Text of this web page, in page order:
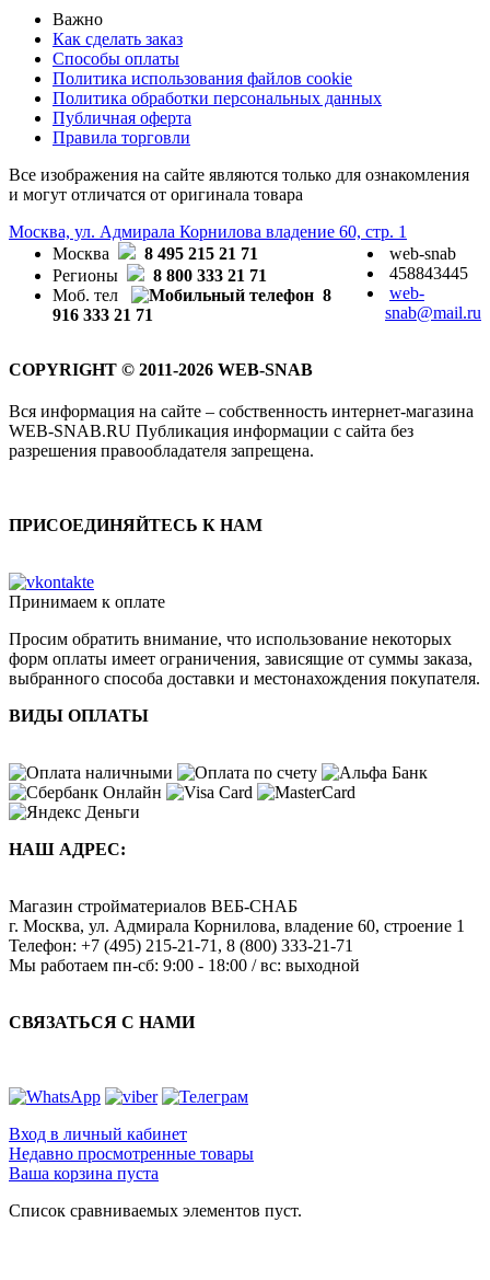
Важно
Как сделать заказ
Способы оплаты
Политика использования файлов cookie
Политика обработки персональных данных
Публичная оферта
Правила торговли
Все изображения на сайте являются только для ознакомления
и могут отличатся от оригинала товара
Москва, ул. Адмирала Корнилова владение 60, стр. 1
Москва
8 495 215 21 71
Регионы
8 800 333 21 71
Моб. тел
8
916 333 21 71
web-snab
458843445
web-
snab@mail.ru
COPYRIGHT © 2011-2026 WEB-SNAB
Вся информация на сайте – собственность интернет-магазина
WEB-SNAB.RU Публикация информации с сайта без
разрешения правообладателя запрещена.
ПРИСОЕДИНЯЙТЕСЬ К НАМ
Принимаем к оплате
Просим обратить внимание, что использование некоторых
форм оплаты имеет ограничения, зависящие от суммы заказа,
выбранного способа доставки и местонахождения покупателя.
ВИДЫ ОПЛАТЫ
НАШ АДРЕС:
Магазин стройматериалов ВЕБ-СНАБ
г. Москва, ул. Адмирала Корнилова, владение 60, строение 1
Телефон: +7 (495) 215-21-71 , 8 (800) 333-21-71
Мы работаем пн-сб: 9:00 - 18:00 / вс: выходной
СВЯЗАТЬСЯ С НАМИ
Вход в личный кабинет
Недавно просмотренные товары
Ваша корзина пуста
Список сравниваемых элементов пуст.